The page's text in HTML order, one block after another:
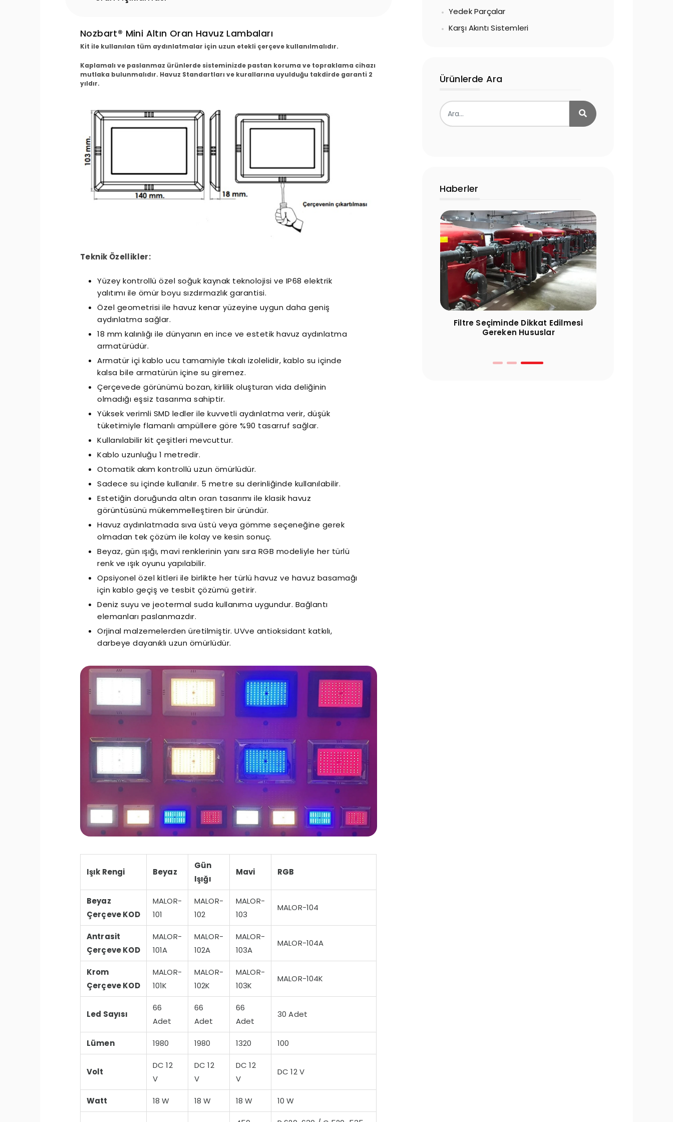
Nozbart® Mini Altın Oran Havuz Lambaları
Kit ile kullanılan tüm aydınlatmalar için uzun etekli çerçeve kullanılmalıdır.
Kaplamalı ve paslanmaz ürünlerde sisteminizde pastan koruma ve topraklama cihazı
mutlaka bulunmalıdır. Havuz Standartları ve kurallarına uyulduğu takdirde garanti 2
yıldır.
Teknik Özellikler:
Yüzey kontrollü özel soğuk kaynak teknolojisi ve IP68 elektrik
yalıtımı ile ömür boyu sızdırmazlık garantisi.
Özel geometrisi ile havuz kenar yüzeyine uygun daha geniş
aydınlatma sağlar.
18 mm kalınlığı ile dünyanın en ince ve estetik havuz aydınlatma
armatürüdür.
Armatür içi kablo ucu tamamiyle tıkalı izolelidir, kablo su içinde
kalsa bile armatürün içine su giremez.
Çerçevede görünümü bozan, kirlilik oluşturan vida deliğinin
olmadığı eşsiz tasarıma sahiptir.
Yüksek verimli SMD ledler ile kuvvetli aydınlatma verir, düşük
tüketimiyle flamanlı ampüllere göre %90 tasarruf sağlar.
Kullanılabilir kit çeşitleri mevcuttur.
Kablo uzunluğu 1 metredir.
Otomatik akım kontrollü uzun ömürlüdür.
Sadece su içinde kullanılır. 5 metre su derinliğinde kullanılabilir.
Estetiğin doruğunda altın oran tasarımı ile klasik havuz
görüntüsünü mükemmelleştiren bir üründür.
Havuz aydınlatmada sıva üstü veya gömme seçeneğine gerek
olmadan tek çözüm ile kolay ve kesin sonuç.
Beyaz, gün ışığı, mavi renklerinin yanı sıra RGB modeliyle her türlü
renk ve ışık oyunu yapılabilir.
Opsiyonel özel kitleri ile birlikte her türlü havuz ve havuz basamağı
için kablo geçiş ve tesbit çözümü getirir.
Deniz suyu ve jeotermal suda kullanıma uygundur. Bağlantı
elemanları paslanmazdır.
Orjinal malzemelerden üretilmiştir. UVve antioksidant katkılı,
darbeye dayanıklı uzun ömürlüdür.
Işık Rengi Beyaz
Gün
Işığı
Mavi RGB
Beyaz
Çerçeve KOD
MALOR-
101
MALOR-
102
MALOR-
103
MALOR-104
Antrasit
Çerçeve KOD
MALOR-
101A
MALOR-
102A
MALOR-
103A
MALOR-104A
Krom
Çerçeve KOD
MALOR-
101K
MALOR-
102K
MALOR-
103K
MALOR-104K
Led Sayısı
66
Adet
66
Adet
66
Adet
30 Adet
Lümen 1980 1980 1320 100
Volt
DC 12
V
DC 12
V
DC 12
V
DC 12 V
Watt 18 W 18 W 18 W 10 W
Yedek Parçalar
Karşı Akıntı Sistemleri
Ürünlerde Ara
Haberler
Dikkat Edilmesi
Havuz Sezon Açılışı Rehberi: Yaz
Öncesi Yapılması Gereken 10 Kritik
Filtre Seçiminde Dikkat Edilmesi
Gereken Hususlar